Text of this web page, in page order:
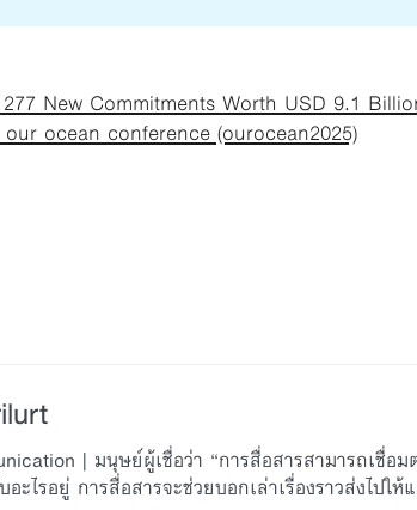
New Commitments Worth USD 9.1
ocean conference (ourocean2025)
| มนุษย์ผู้เชื่อว่า “การสื่อสารสามารถเชื่อ
ะไรอยู่ การสื่อสารจะช่วยบอกเล่าเรื่องราวส่งไปให้